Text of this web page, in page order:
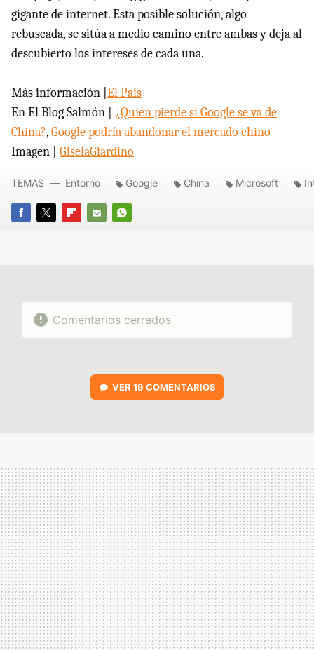
gigante de internet. Esta posible solución, algo
rebuscada, se sitúa a medio camino entre ambas y deja al
descubierto los intereses de cada una.
Más información | El País
En El Blog Salmón | ¿Quién pierde si Google se va de
China?,Google podría abandonar el mercado chino
Imagen | GiselaGiardino
FACEBOOK
TWITTERFLIPBOARD
E-
WHATSAPP
TEMAS Entorno Google China Microsoft
Comentarios cerrados
VER 19 COMENTARIOS